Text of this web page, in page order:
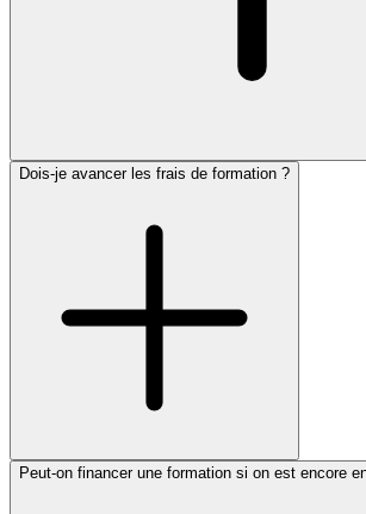
Dois-je avancer les frais de formation ?
Peut-on financer une formation si on est encore